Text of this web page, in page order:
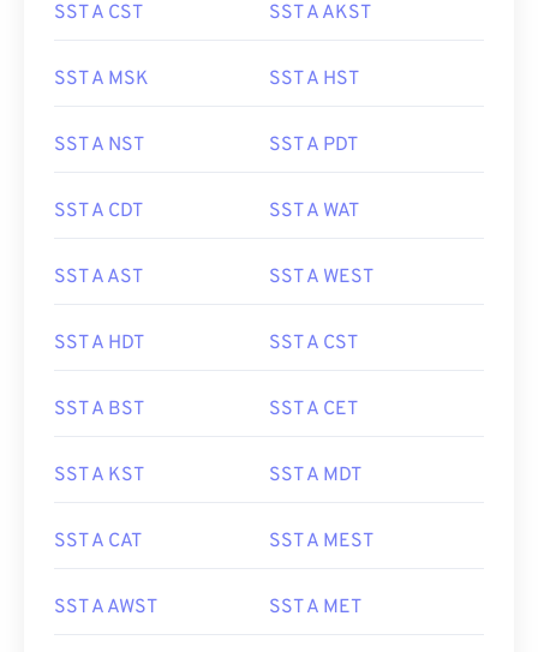
SST A CST SST A AKST
SST A MSK SST A HST
SST A NST SST A PDT
SST A CDT SST A WAT
SST A AST SST A WEST
SST A HDT SST A CST
SST A BST SST A CET
SST A KST SST A MDT
SST A CAT SST A MEST
SST A AWST SST A MET